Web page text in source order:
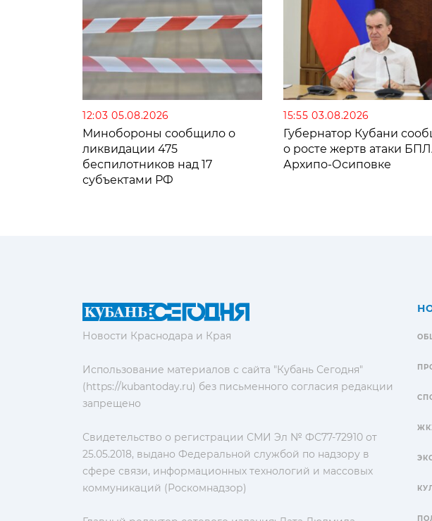
12:03 05.08.2026
Минобороны сообщило о
ликвидации 475
беспилотников над 17
субъектами РФ
15:55 03.08.2026
Губернатор Кубани
о росте жертв атаки
Архипо-Осиповке
Новости Краснодара и Края
Использование материалов с сайта "Кубань Сегодня"
(https://kubantoday.ru) без письменного согласия редакции
запрещено
Свидетельство о регистрации СМИ Эл № ФС77-72910 от
25.05.2018, выдано Федеральной службой по надзору в
сфере связи, информационных технологий и массовых
коммуникаций (Роскомнадзор)